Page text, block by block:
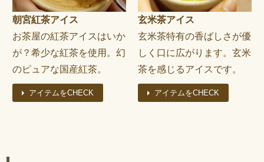
朝宮紅茶アイス
お茶屋の紅茶アイスはいか
が？希少な紅茶を使用。幻
のピュアな国産紅茶。
アイテムをCHECK
玄米茶アイス
玄米茶特有の香ばしさが優
しく口に広がります。玄米
茶を感じるアイスです。
アイテムをCHECK